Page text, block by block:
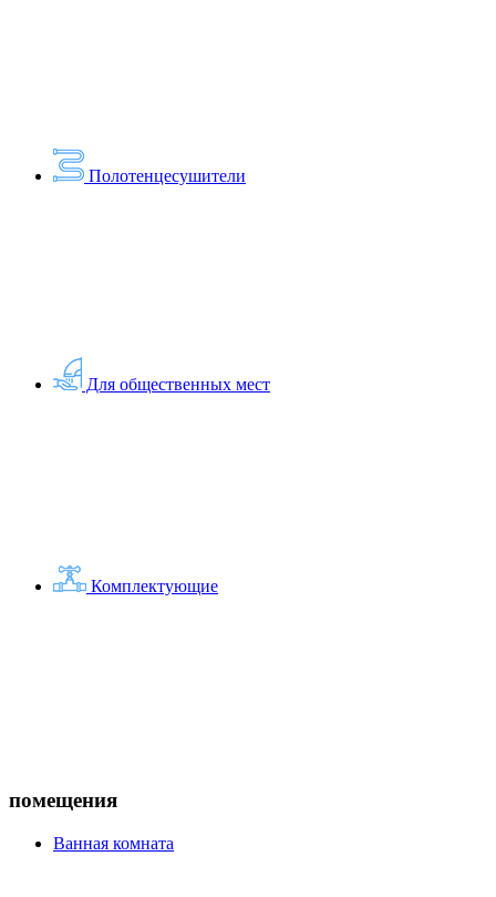
Полотенцесушители
Для общественных мест
Комплектующие
помещения
Ванная комната